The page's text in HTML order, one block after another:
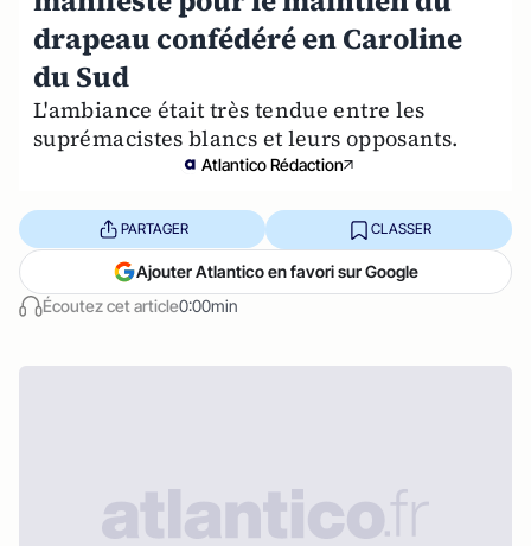
drapeau confédéré en Caroline
du Sud
L'ambiance était très tendue entre les
suprémacistes blancs et leurs opposants.
Atlantico Rédaction
Écoutez cet article0:00min
PARTAGER CLASSER
Ajouter Atlantico en favori sur Google